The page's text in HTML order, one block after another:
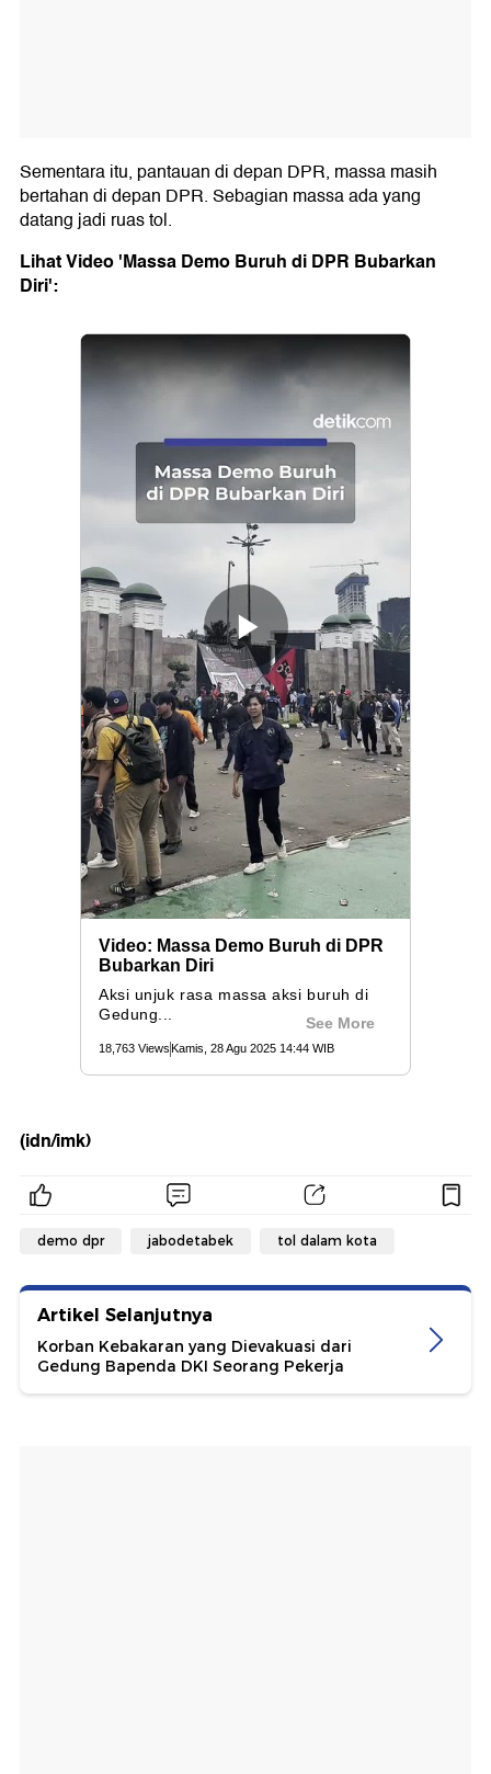
Sementara itu, pantauan di depan DPR, massa masih
bertahan di depan DPR. Sebagian massa ada yang
datang jadi ruas tol.
Lihat Video 'Massa Demo Buruh di DPR Bubarkan
Diri':
(idn/imk)
demo dpr jabodetabek tol dalam kota
Artikel Selanjutnya
Korban Kebakaran yang Dievakuasi dari
Gedung Bapenda DKI Seorang Pekerja